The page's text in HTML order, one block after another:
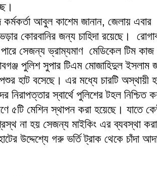
কর্মকর্তা আবুল কাশেম জানান, জেলায়
কোরবানির জন্য চাহিদা রয়েছে।
সেজন্য ভ্রাম্যমাণ মেডিকেল টিম
পুলিশ সুপার টিএম মোজাহিদুল
হাট বসেছে। এর মধ্যে চারটি অস্থায়ী
নিরাপত্তার স্বার্থে পুলিশের টহল নিশ্চিত
৫টি মেশিন স্থাপন করা হয়েছে। যাতে
না হয় সেজন্য মাইকিং এর ব্যবস্থা
উদ্দেশ্যে গরু ভর্তি ট্রাক থেকে চাঁদা